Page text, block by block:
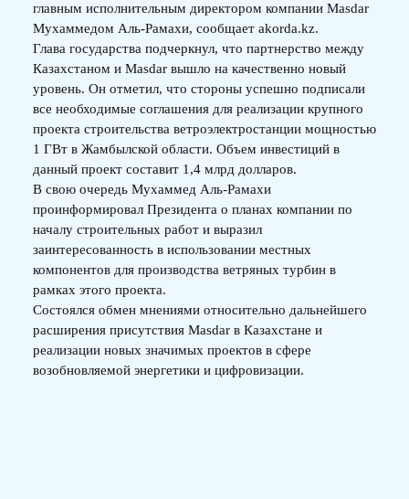
главным исполнительным директором компании Masdar
Мухаммедом Аль-Рамахи, сообщает akorda.kz.
Глава государства подчеркнул, что партнерство между
Казахстаном и Masdar вышло на качественно новый
уровень. Он отметил, что стороны успешно подписали
все необходимые соглашения для реализации крупного
проекта строительства ветроэлектростанции мощностью
1 ГВт в Жамбылской области. Объем инвестиций в
данный проект составит 1,4 млрд долларов.
В свою очередь Мухаммед Аль-Рамахи
проинформировал Президента о планах компании по
началу строительных работ и выразил
заинтересованность в использовании местных
компонентов для производства ветряных турбин в
рамках этого проекта.
Состоялся обмен мнениями относительно дальнейшего
расширения присутствия Masdar в Казахстане и
реализации новых значимых проектов в сфере
возобновляемой энергетики и цифровизации.